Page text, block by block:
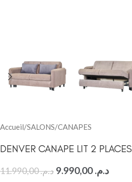
Accueil/SALONS/CANAPES
DENVER CANAPE LIT 2 PLACES
د.م.11.990,00 د.م.9.990,00